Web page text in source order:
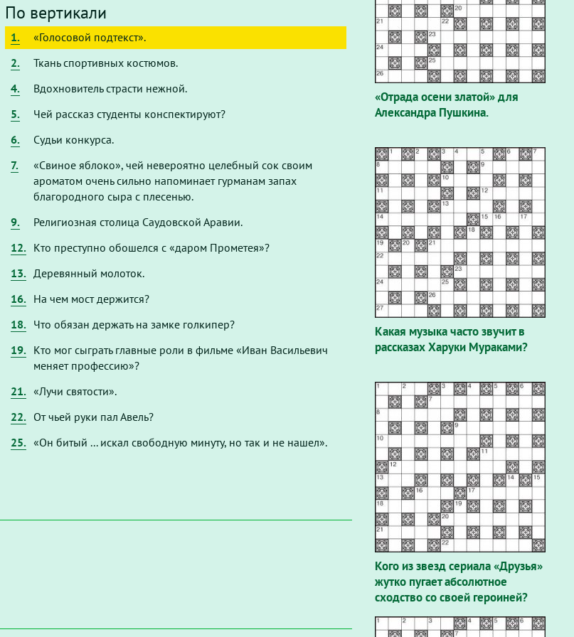
По вертикали
1.
«Голосовой подтекст».
2.
Ткань спортивных костюмов.
4.
Вдохновитель страсти нежной.
5.
Чей рассказ студенты конспектируют?
6.
Судьи конкурса.
7.
«Свиное яблоко», чей невероятно целебный сок своим
ароматом очень сильно напоминает гурманам запах
благородного сыра с плесенью.
9.
Религиозная столица Саудовской Аравии.
12. Кто преступно обошелся с «даром Прометея»?
13. Деревянный молоток.
16. На чем мост держится?
18. Что обязан держать на замке голкипер?
19. Кто мог сыграть главные роли в фильме «Иван Васильевич
меняет профессию»?
21. «Лучи святости».
22. От чьей руки пал Авель?
25. «Он битый ... искал свободную минуту, но так и не нашел».
«Отрада осени златой» для
Александра Пушкина.
Какая музыка часто звучит в
рассказах Харуки Мураками?
Кого из звезд сериала «Друзья»
жутко пугает абсолютное
сходство со своей героиней?